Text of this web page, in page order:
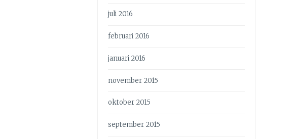
juli 2016
februari 2016
januari 2016
november 2015
oktober 2015
september 2015